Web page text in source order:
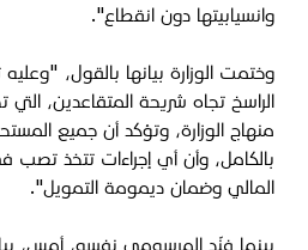
وانسيابيتها دون انقطاع".
وختمت الوزارة بيانها بالقول، "وعليه
الراسخ تجاه شريحة المتقاعدين،
منهاج الوزارة، وتؤكد أن جميع
بالكامل، وأن أي إجراءات تتخذ
المالي وضمان ديمومة التمويل".
بينما فنّد المرسومي نفسه، أمس،